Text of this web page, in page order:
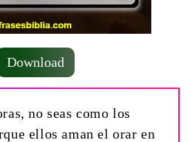
Download
no seas como los
ellos aman el orar en